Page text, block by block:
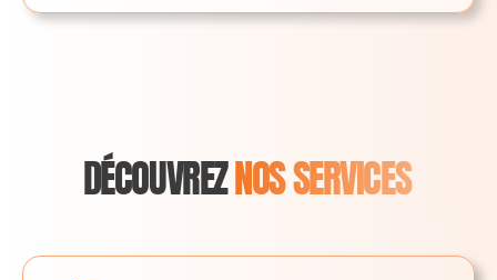
DÉCOUVREZNOS SERVICES